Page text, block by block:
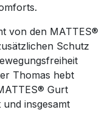
von den MATTES®
Schutz
Thomas hebt
Gurt
insgesamt